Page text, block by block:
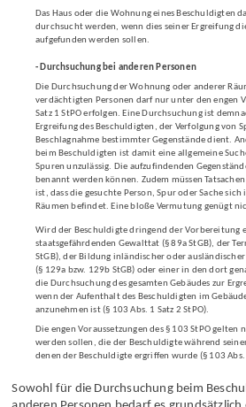
Das Haus oder die Wohnung eines Beschuldigten
durchsucht werden, wenn dies seiner Ergreifung
Die Durchsuchung der Wohnung oder anderer
verdächtigten Personen darf nur unter den engen
Satz 1 StPO erfolgen. Eine Durchsuchung ist
Ergreifung des Beschuldigten, der Verfolgung von
Beschlagnahme bestimmter Gegenstände dient.
beim Beschuldigten ist damit eine allgemeine
Spuren unzulässig. Die aufzufindenden
benannt werden können. Zudem müssen
ist, dass die gesuchte Person, Spur oder Sache sich
Wird der Beschuldigte dringend der Vorbereitung
staatsgefährdenden Gewalttat (§ 89a StGB), der
StGB), der Bildung inländischer oder
(§ 129a bzw. 129b StGB) oder einer in den dort
die Durchsuchung des gesamten Gebäudes zur
wenn der Aufenthalt des Beschuldigten im
Die engen Voraussetzungen des § 103 StPO
werden sollen, die der Beschuldigte während
Sowohl für die Durchsuchung beim